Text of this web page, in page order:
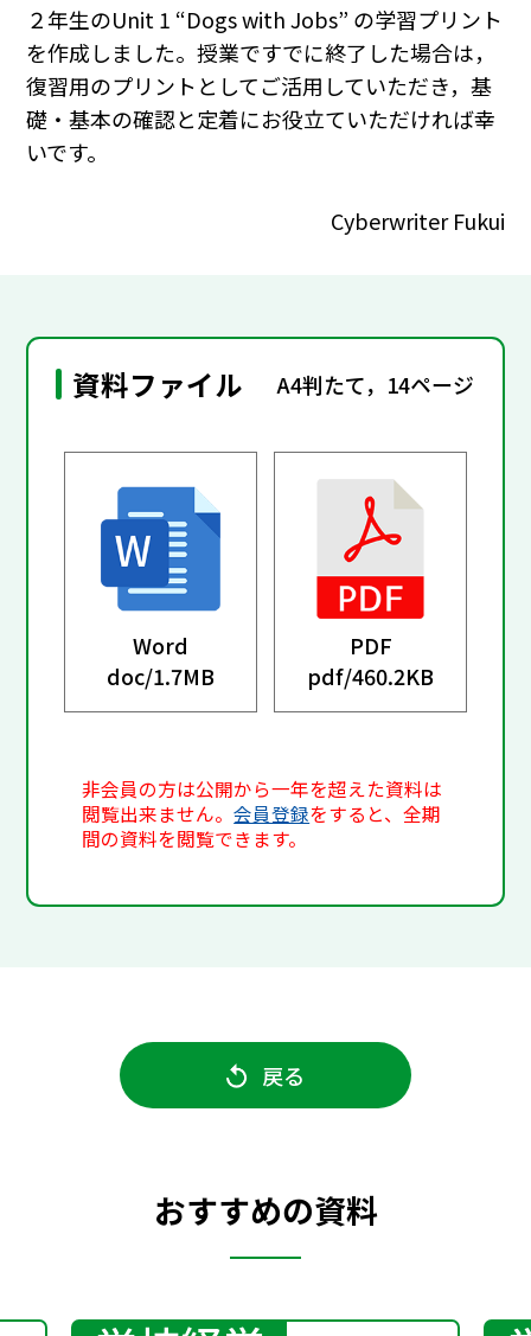
２年生のUnit 1 “Dogs with Jobs” の学習プリント
を作成しました。授業ですでに終了した場合は，
復習用のプリントとしてご活用していただき，基
礎・基本の確認と定着にお役立ていただければ幸
いです。
Cyberwriter Fukui
資料ファイル A4判たて，14ページ
Word
doc/1.7MB
PDF
pdf/460.2KB
非会員の方は公開から一年を超えた資料は
閲覧出来ません。会員登録をすると、全期
間の資料を閲覧できます。
戻る
おすすめの資料